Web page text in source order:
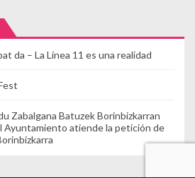
da – La Línea 11 es una realidad
Zabalgana Batuzek Borinbizkarran
Ayuntamiento atiende la petición de